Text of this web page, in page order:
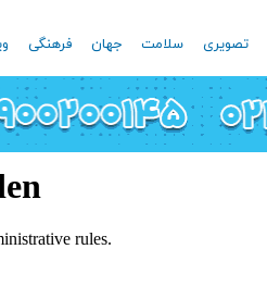
تصویری سلامت جهان فرهنگی